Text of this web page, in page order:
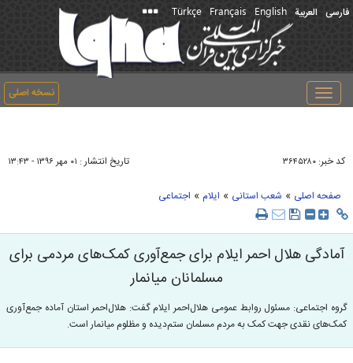
فارسی العربیة English
Français
Türkçe
نسخه اصلی
Toggle
navigation
کد خبر: ۳۶۴۵۲۸۰ تاریخ انتشار : ۰۱ مهر ۱۳۹۶ - ۱۳:۴۳
صفحه اصلی » شعب استانی » ایلام » اجتماعی
آمادگی هلال احمر ایلام برای جمع‌آوری کمک‌های مردمی برای
مسلمانان میانمار
گروه اجتماعی: مسئول روابط عمومی هلال‌احمر ایلام گفت: هلال‌احمر استان آماده جمع‌آوری
کمک‌های نقدی جهت کمک به مردم مسلمان ستم‌دیده و مظلوم میانمار است.